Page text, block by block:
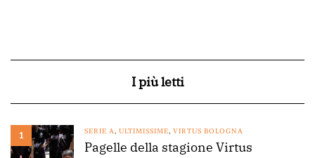
I più letti
1 SERIE A, ULTIMISSIME, VIRTUS BOLOGNA
Pagelle della stagione Virtus